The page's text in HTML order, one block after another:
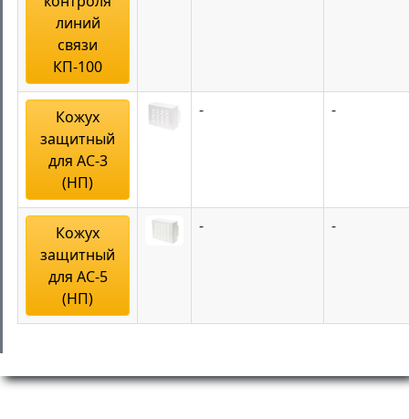
линий
связи
КП-100
Кожух
защитный
для АС-3
(НП)
- -
Кожух
защитный
для АС-5
(НП)
- -